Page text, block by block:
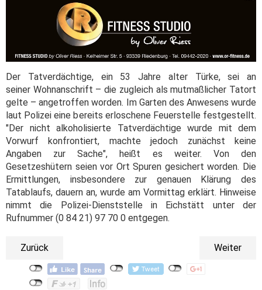
Der Tatverdächtige, ein 53 Jahre alter Türke, sei an
seiner Wohnanschrift – die zugleich als mutmaßlicher Tatort
gelte – angetroffen worden. Im Garten des Anwesens wurde
laut Polizei eine bereits erloschene Feuerstelle festgestellt.
"Der nicht alkoholisierte Tatverdächtige wurde mit dem
Vorwurf konfrontiert, machte jedoch zunächst keine
Angaben zur Sache", heißt es weiter. Von den
Gesetzeshütern seien vor Ort Spuren gesichert worden. Die
Ermittlungen, insbesondere zur genauen Klärung des
Tatablaufs, dauern an, wurde am Vormittag erklärt. Hinweise
nimmt die Polizei-Dienststelle in Eichstätt unter der
Rufnummer (0 84 21) 97 70 0 entgegen.
Zurück Weiter